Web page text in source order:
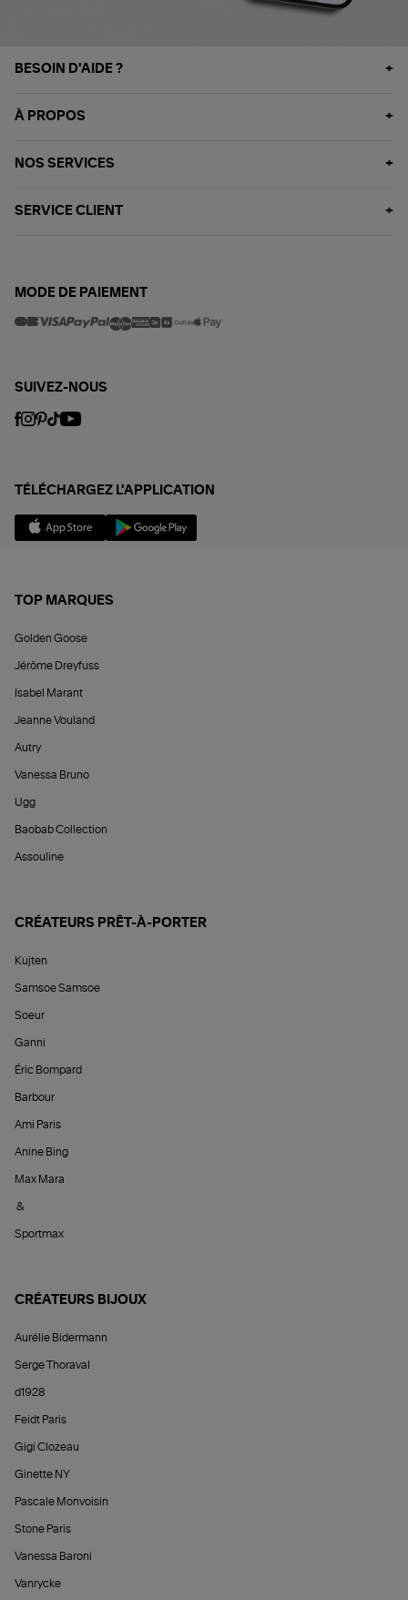
BESOIN D'AIDE ?
À PROPOS
NOS SERVICES
SERVICE CLIENT
MODE DE PAIEMENT
SUIVEZ-NOUS
TÉLÉCHARGEZ L'APPLICATION
TOP MARQUES
Golden Goose
Jérôme Dreyfuss
Isabel Marant
Jeanne Vouland
Autry
Vanessa Bruno
Ugg
Baobab Collection
Assouline
CRÉATEURS PRÊT-À-PORTER
Kujten
Samsoe Samsoe
Soeur
Ganni
Éric Bompard
Barbour
Ami Paris
Anine Bing
Max Mara
&
Sportmax
CRÉATEURS BIJOUX
Aurélie Bidermann
Serge Thoraval
d1928
Feidt Paris
Gigi Clozeau
Ginette NY
Pascale Monvoisin
Stone Paris
Vanessa Baroni
Vanrycke